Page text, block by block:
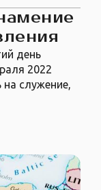
день
2022
на служение,